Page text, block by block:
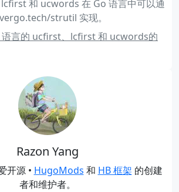
和 ucwords 在 Go 语言中可以通
strutil 实现。
语言的 ucfirst、lcfirst 和 ucwords的
Razon Yang
开源 • HugoMods 和 HB 框架 的创建
者和维护者。